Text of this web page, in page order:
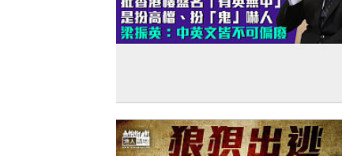
中」扮高檔 梁振英：中英文皆不可偏廢